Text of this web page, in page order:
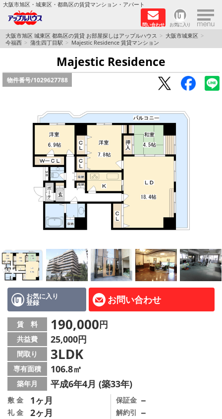
大阪市旭区・城東区・都島区の賃貸マンション・アパート
問い合わせ お気に入り ×
TOPページ
路線·駅から探す
地図から探す
スタッフ
RECRUIT
LINE公式アカウント
Instagram
店舗情報·アクセス
会社概要
メールでお問い合わせ
大阪市旭区 城東区 都島区の賃貸 お部屋探しはアップルハウス
大阪市城東区
今福西
蒲生四丁目駅 Majestic Residence 賃貸マンション
Majestic Residence
物件番号/1029627788
お気に入り
登録 お問い合わせ
賃 料 190,000円
共益費 25,000円
間取り 3LDK
専有面積 106.8㎡
築年月 平成6年4月 (築33年)
敷 金 1ヶ月
礼 金 2ヶ月
保証金 －
解約引 －